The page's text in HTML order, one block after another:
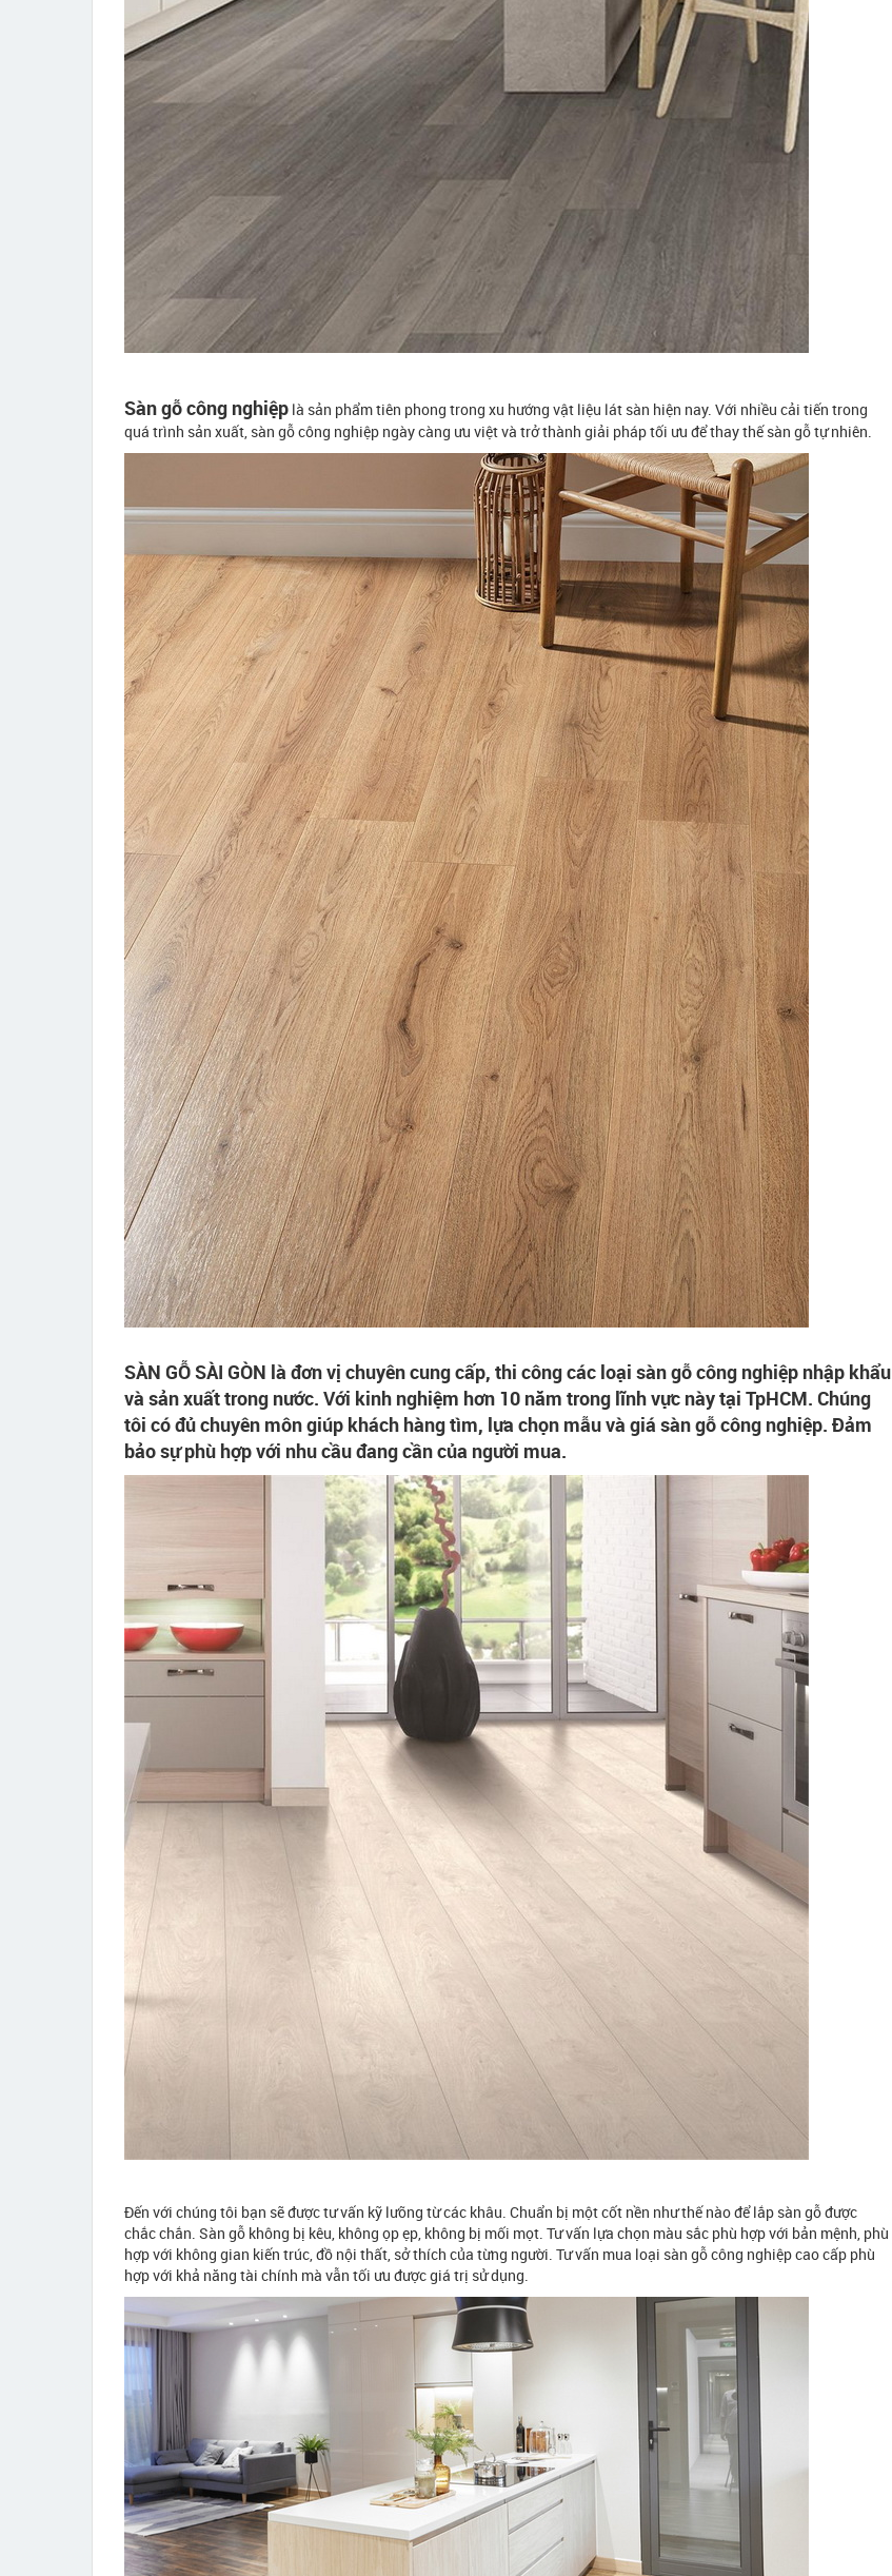
Sàn gỗ công nghiệp là sản phẩm tiên phong trong xu hướng vật liệu lát sàn hiện nay. Với nhiều cải tiến trong
quá trình sản xuất, sàn gỗ công nghiệp ngày càng ưu việt và trở thành giải pháp tối ưu để thay thế sàn gỗ tự nhiên.
SÀN GỖ SÀI GÒN là đơn vị chuyên cung cấp, thi công các loại sàn gỗ công nghiệp nhập khẩu
và sản xuất trong nước. Với kinh nghiệm hơn 10 năm trong lĩnh vực này tại TpHCM. Chúng
tôi có đủ chuyên môn giúp khách hàng tìm, lựa chọn mẫu và giá sàn gỗ công nghiệp. Đảm
bảo sự phù hợp với nhu cầu đang cần của người mua.
Đến với chúng tôi bạn sẽ được tư vấn kỹ lưỡng từ các khâu. Chuẩn bị một cốt nền như thế nào để lắp sàn gỗ được
chắc chắn. Sàn gỗ không bị kêu, không ọp ẹp, không bị mối mọt. Tư vấn lựa chọn màu sắc phù hợp với bản mệnh, phù
hợp với không gian kiến trúc, đồ nội thất, sở thích của từng người. Tư vấn mua loại sàn gỗ công nghiệp cao cấp phù
hợp với khả năng tài chính mà vẫn tối ưu được giá trị sử dụng.